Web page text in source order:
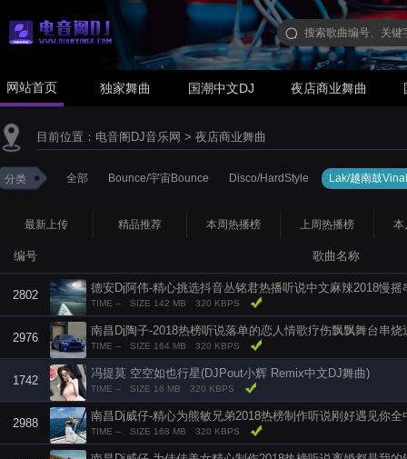
网站首页 独家舞曲 国潮中文DJ 夜店商业舞曲
目前位置： 电音阁DJ音乐网 > 夜店商业舞曲
分类 全部 Bounce/宇宙Bounce Disco/HardStyle Lak/越南鼓
最新上传 精品推荐 本周热播榜 上周热播榜 本
编号 歌曲名称
2802
德安Dj阿伟-精心挑选抖音丛铭君热播听说中文麻辣2018慢摇
TIME -- SIZE 142 MB 320 KBPS
2976
南昌Dj陶子-2018热榜听说落单的恋人情歌疗伤飘飘舞台串烧
TIME -- SIZE 164 MB 320 KBPS
1742
冯提莫 空空如也行星(DJPout小辉 Remix中文DJ舞曲)
TIME -- SIZE 16 MB 320 KBPS
2988
南昌Dj威仔-精心为熊敏兄弟2018热榜制作听说刚好遇见你全
TIME -- SIZE 168 MB 320 KBPS